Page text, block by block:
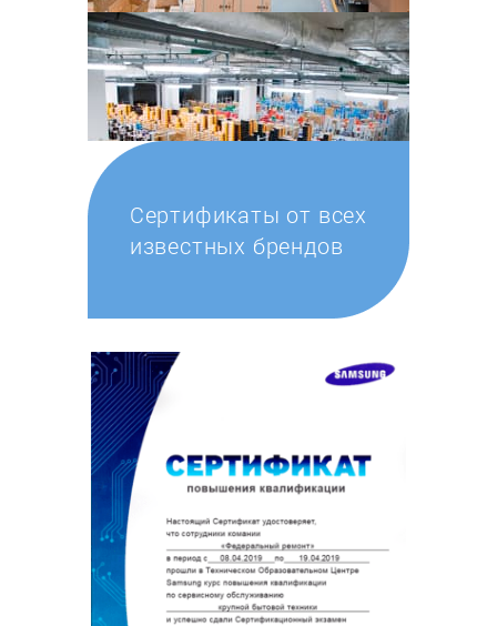
Сертификаты от всех
известных брендов